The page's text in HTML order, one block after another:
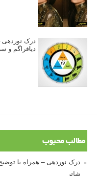
دیافراگم و
مطالب محبوب
شاتر